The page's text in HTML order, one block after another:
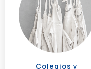
Colegios y